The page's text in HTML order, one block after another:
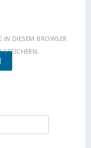
IN DIESEM BROWSER